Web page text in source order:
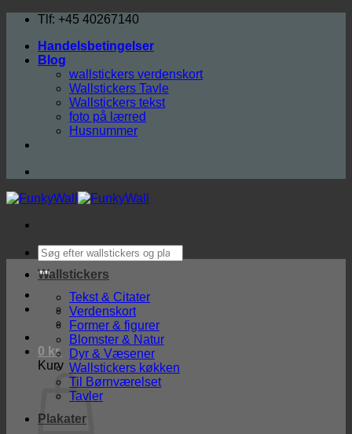
Fortsæt
indhold
Tlf: +45 40267140
Handelsbetingelser
Blog
wallstickers verdenskort
Wallstickers Tavle
Wallstickers tekst
foto på lærred
Husnummer
Søg
efter:
0 kr.
Kurv
Wallstickers
Tekst & Citater
Verdenskort
Former & figurer
Blomster & Natur
Dyr & Væsener
Wallstickers køkken
Til Børnværelset
Tavler
Plakater